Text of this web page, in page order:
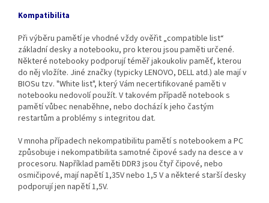
Kompatibilita
Při výběru pamětí je vhodné vždy ověřit „compatible list“
základní desky a notebooku, pro kterou jsou paměti určené.
Některé notebooky podporují téměř jakoukoliv paměť, kterou
do něj vložíte. Jiné značky (typicky LENOVO, DELL atd.) ale mají v
BIOSu tzv. "White list", který Vám necertifikované paměti v
notebooku nedovolí použít. V takovém případě notebook s
pamětí vůbec nenaběhne, nebo dochází k jeho častým
restartům a problémy s integritou dat.
V mnoha případech nekompatibilitu pamětí s notebookem a PC
způsobuje i nekompatibilita samotné čipové sady na desce a v
procesoru. Například paměti DDR3 jsou čtyř čipové, nebo
osmičipové, mají napětí 1,35V nebo 1,5 V a některé starší desky
podporují jen napětí 1,5V.